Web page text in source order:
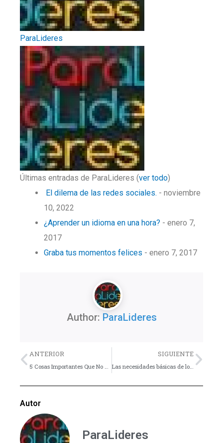
ParaLideres
Últimas entradas de ParaLideres (ver todo)
El dilema de las redes sociales. - noviembre
10, 2022
¿Aprender un idioma en una hora? - enero 7,
2017
Graba tus momentos felices - enero 7, 2017
Author: ParaLideres
Previo
ANTERIOR
5 Cosas Importantes Que No Puedes Medir En Tu Grupo Juvenil
SIGUIENTE
Las necesidades básicas de los adolescentes y jóvenes
Autor
ParaLideres